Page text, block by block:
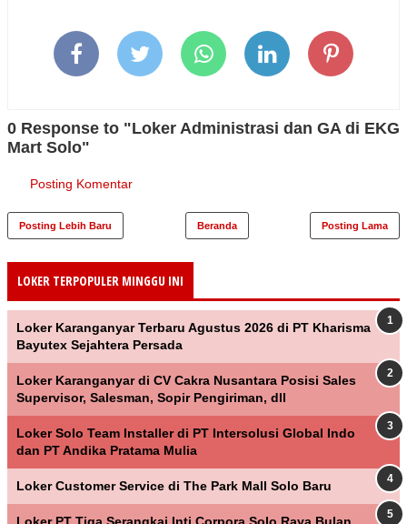
0 Response to "Loker Administrasi dan GA di EKG
Mart Solo"
Posting Komentar
Posting Lebih Baru Posting Lama
Beranda
LOKER TERPOPULER MINGGU INI
Loker Karanganyar Terbaru Agustus 2026 di PT Kharisma
Bayutex Sejahtera Persada
Loker Karanganyar di CV Cakra Nusantara Posisi Sales
Supervisor, Salesman, Sopir Pengiriman, dll
Loker Solo Team Installer di PT Intersolusi Global Indo
dan PT Andika Pratama Mulia
Loker Customer Service di The Park Mall Solo Baru
Loker PT Tiga Serangkai Inti Corpora Solo Raya Bulan